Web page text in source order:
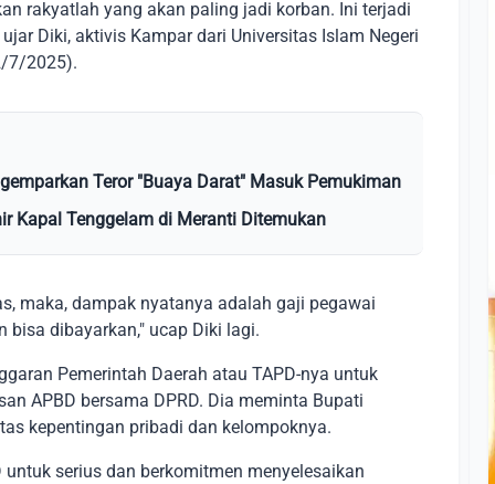
rakyatlah yang akan paling jadi korban. Ini terjadi
Diki, aktivis Kampar dari Universitas Islam Negeri
7/2025).
Teror "Buaya Darat" Masuk Pemukiman
Kapal Tenggelam di Meranti Ditemukan
maka, dampak nyatanya adalah gaji pegawai
bisa dibayarkan," ucap Diki lagi.
Pemerintah Daerah atau TAPD-nya untuk
APBD bersama DPRD. Dia meminta Bupati
kepentingan pribadi dan kelompoknya.
serius dan berkomitmen menyelesaikan